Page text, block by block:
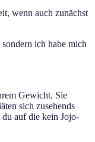
wenn auch zunächst
ich habe mich
Gewicht. Sie
sich zusehends
auf die kein Jojo-